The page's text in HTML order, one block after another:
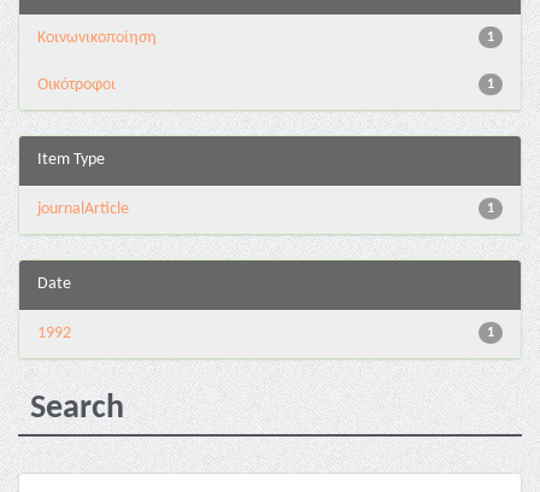
1
Κοινωνικοποίηση
1
Οικότροφοι
Item Type
1
journalArticle
Date
1
1992
Search